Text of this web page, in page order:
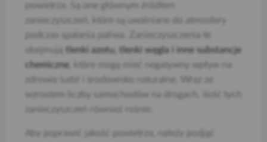
powietrza. Są one głównym źródłem
zanieczyszczeń, które są uwalniane do atmosfery
podczas spalania paliwa. Zanieczyszczenia te
tlenki azotu, tlenki węgla i inne substancje
chemiczne , które mogą mieć negatywny wpływ na
zdrowie ludzi i środowisko naturalne. Wraz ze
wzrostem liczby samochodów na drogach, ilość tych
zanieczyszczeń również rośnie.
Aby poprawić jakość powietrza, należy podjąć